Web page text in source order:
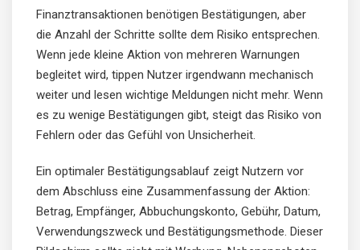
Finanztransaktionen benötigen Bestätigungen, aber
die Anzahl der Schritte sollte dem Risiko entsprechen.
Wenn jede kleine Aktion von mehreren Warnungen
begleitet wird, tippen Nutzer irgendwann mechanisch
weiter und lesen wichtige Meldungen nicht mehr. Wenn
es zu wenige Bestätigungen gibt, steigt das Risiko von
Fehlern oder das Gefühl von Unsicherheit.
Ein optimaler Bestätigungsablauf zeigt Nutzern vor
dem Abschluss eine Zusammenfassung der Aktion:
Betrag, Empfänger, Abbuchungskonto, Gebühr, Datum,
Verwendungszweck und Bestätigungsmethode. Dieser